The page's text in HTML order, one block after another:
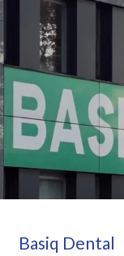
Basiq Dental